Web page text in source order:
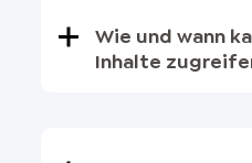
Wie und wann
Inhalte